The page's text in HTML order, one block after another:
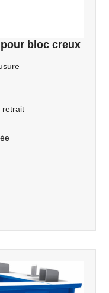
bloc creux
retrait